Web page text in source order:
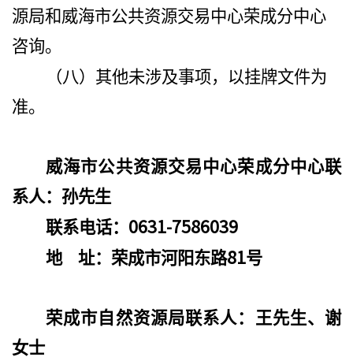
源局和威海市公共资源交易中心荣成分中心
咨询。
（八） 其他未涉及事项，以挂牌文件为
准。
威海市公共资源交易中心荣成分中心联
系人：孙先生
联系电话： 0631-7586039
地 址：荣成市河阳东路81号
荣成市自然资源局联系人：王先生、谢
女士